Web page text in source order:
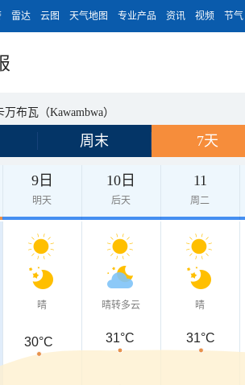
雷达 云图 天气地图 专业产品 资讯 视频 节气
万布瓦（Kawambwa）
周末 7天
9日
明天
10日
后天
11
周二
晴 晴转多云 晴
30°C 31°C 31°C